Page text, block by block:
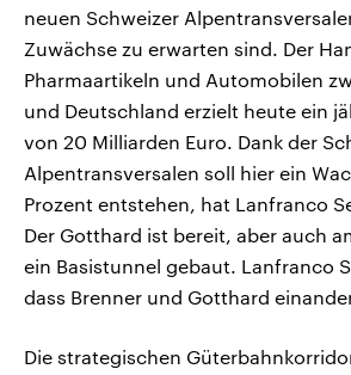
neuen Schweizer
Zuwächse zu erwarten sind. Der
Pharmaartikeln und Automobilen
und Deutschland erzielt heute ein
von 20 Milliarden Euro. Dank der
Alpentransversalen soll hier ein
Prozent entstehen, hat Lanfranco
Der Gotthard ist bereit, aber auch
ein Basistunnel gebaut. Lanfranco
dass Brenner und Gotthard
Die strategischen